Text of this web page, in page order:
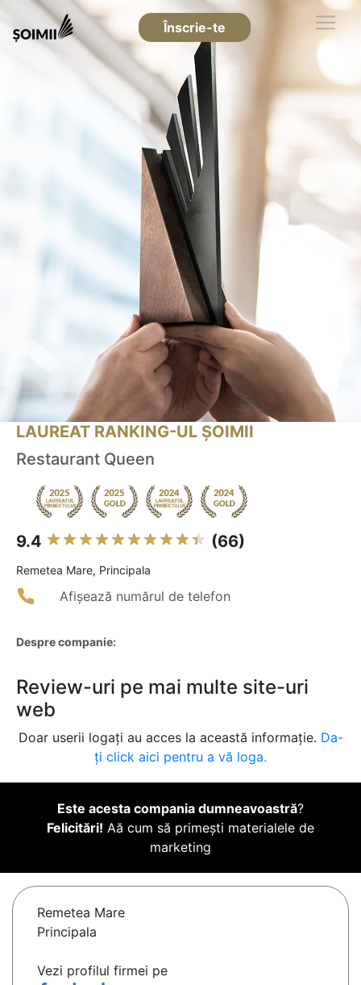
Înscrie-te
LAUREAT RANKING-UL ȘOIMII
Restaurant Queen
9.4 (66)
Remetea Mare, Principala
Afișează numărul de telefon
Despre companie:
Review-uri pe mai multe site-uri
web
Doar userii logați au acces la această informație. Da-
ți click aici pentru a vă loga.
Este acesta compania dumneavoastră?
Felicitări! Aă cum să primești materialele de
marketing
Remetea Mare
Principala
Vezi profilul firmei pe